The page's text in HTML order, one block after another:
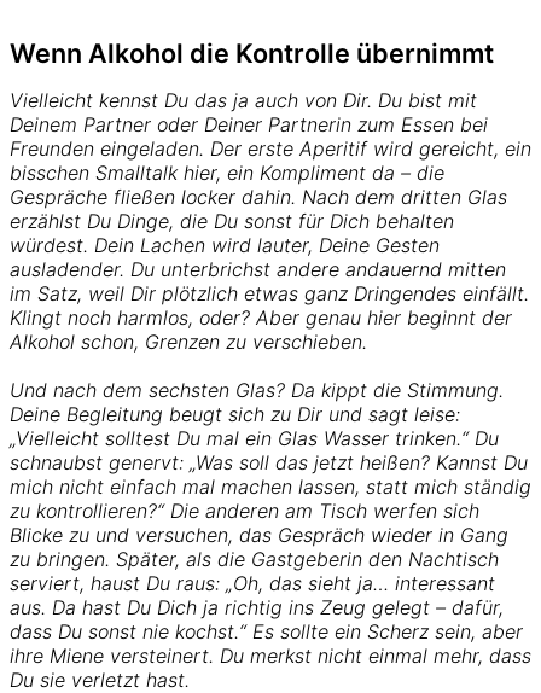
Wenn Alkohol die Kontrolle übernimmt
Vielleicht kennst Du das ja auch von Dir. Du bist mit
Deinem Partner oder Deiner Partnerin zum Essen bei
Freunden eingeladen. Der erste Aperitif wird gereicht, ein
bisschen Smalltalk hier, ein Kompliment da – die
Gespräche fließen locker dahin. Nach dem dritten Glas
erzählst Du Dinge, die Du sonst für Dich behalten
würdest. Dein Lachen wird lauter, Deine Gesten
ausladender. Du unterbrichst andere andauernd mitten
im Satz, weil Dir plötzlich etwas ganz Dringendes einfällt.
Klingt noch harmlos, oder? Aber genau hier beginnt der
Alkohol schon, Grenzen zu verschieben.
Und nach dem sechsten Glas? Da kippt die Stimmung.
Deine Begleitung beugt sich zu Dir und sagt leise:
„Vielleicht solltest Du mal ein Glas Wasser trinken.“ Du
schnaubst genervt: „Was soll das jetzt heißen? Kannst Du
mich nicht einfach mal machen lassen, statt mich ständig
zu kontrollieren?“ Die anderen am Tisch werfen sich
Blicke zu und versuchen, das Gespräch wieder in Gang
zu bringen. Später, als die Gastgeberin den Nachtisch
serviert, haust Du raus: „Oh, das sieht ja… interessant
aus. Da hast Du Dich ja richtig ins Zeug gelegt – dafür,
dass Du sonst nie kochst.“ Es sollte ein Scherz sein, aber
ihre Miene versteinert. Du merkst nicht einmal mehr, dass
Du sie verletzt hast.